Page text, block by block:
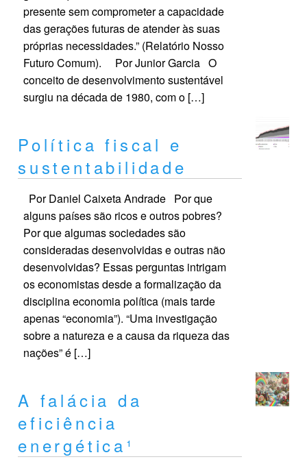
presente sem comprometer a capacidade
das gerações futuras de atender às suas
próprias necessidades.” (Relatório Nosso
Futuro Comum). Por Junior Garcia O
conceito de desenvolvimento sustentável
surgiu na década de 1980, com o […]
Política fiscal e
sustentabilidade
Por Daniel Caixeta Andrade Por que
alguns países são ricos e outros pobres?
Por que algumas sociedades são
consideradas desenvolvidas e outras não
desenvolvidas? Essas perguntas intrigam
os economistas desde a formalização da
disciplina economia política (mais tarde
apenas “economia”). “Uma investigação
sobre a natureza e a causa da riqueza das
nações” é […]
A falácia da
eficiência
energética¹